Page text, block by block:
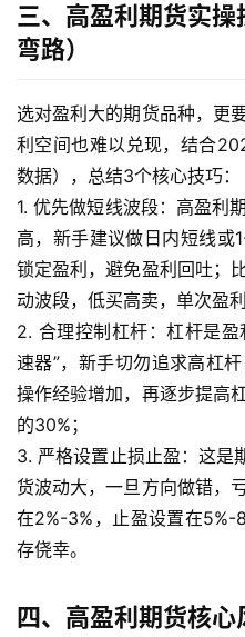
三、高盈利期货实
弯路）
选对盈利大的期货品种，更
利空间也难以兑现，结合
数据），总结3个核心技巧：
1. 优先做短线波段：高盈利
高，新手建议做日内短线或
锁定盈利，避免盈利回吐；
动波段，低买高卖，单次盈
2. 合理控制杠杆：杠杆是盈
速器”，新手切勿追求高杠
操作经验增加，再逐步提高
的30%；
3. 严格设置止损止盈：这是
货波动大，一旦方向做错，
在2%-3%，止盈设置在5%-
存侥幸。
四、高盈利期货核心